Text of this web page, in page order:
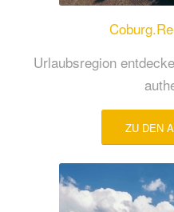
Urlaubsregion
ZU DEN